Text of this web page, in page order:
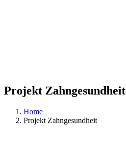
Projekt Zahngesundheit
Home
Projekt Zahngesundheit